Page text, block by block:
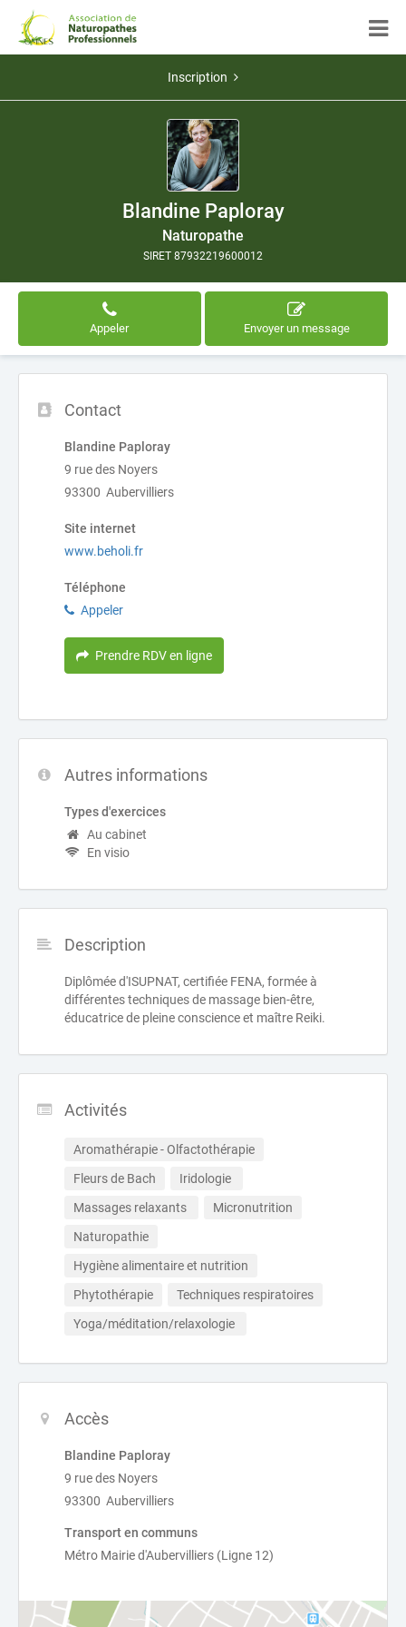
Inscription
Blandine Paploray
Naturopathe
SIRET 87932219600012
Appeler Envoyer un message
Contact
Blandine Paploray
9 rue des Noyers
93300 Aubervilliers
Site internet
www.beholi.fr
Téléphone
Appeler
Prendre RDV en ligne
Autres informations
Types d'exercices
Au cabinet
En visio
Description
Diplômée d'ISUPNAT, certifiée FENA, formée à
différentes techniques de massage bien-être,
éducatrice de pleine conscience et maître Reiki.
Activités
Aromathérapie - Olfactothérapie
Fleurs de Bach
Iridologie
Massages relaxants
Micronutrition
Naturopathie
Hygiène alimentaire et nutrition
Phytothérapie
Techniques respiratoires
Yoga/méditation/relaxologie
Accès
Blandine Paploray
9 rue des Noyers
93300 Aubervilliers
Transport en communs
Métro Mairie d'Aubervilliers (Ligne 12)